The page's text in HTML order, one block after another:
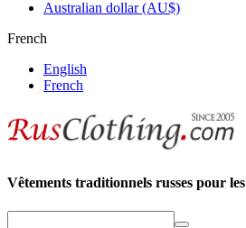
Australian dollar (AU$)
French
English
French
Vêtements traditionnels russes pour